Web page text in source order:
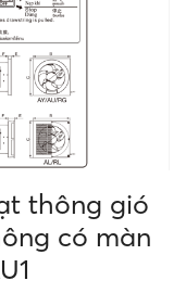
thông gió
có màn